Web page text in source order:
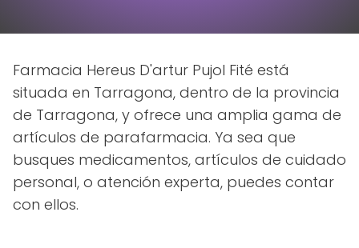
Farmacia Hereus D'artur Pujol Fité está
situada en Tarragona, dentro de la provincia
de Tarragona, y ofrece una amplia gama de
artículos de parafarmacia. Ya sea que
busques medicamentos, artículos de cuidado
personal, o atención experta, puedes contar
con ellos.